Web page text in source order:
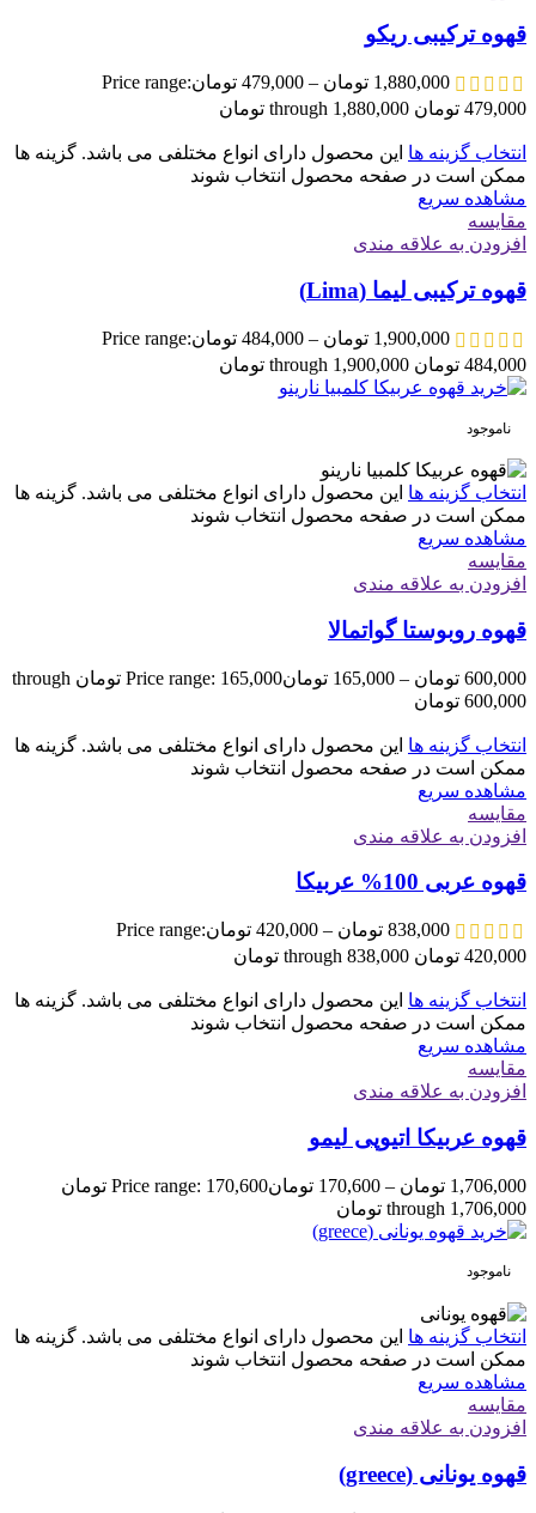
قهوه ترکیبی ریکو
1,880,000 تومان –
479,000 تومانPrice range:
479,000 تومان through 1,880,000 تومان
انتخاب گزینه ها این محصول دارای انواع مختلفی می باشد. گزینه ها
ممکن است در صفحه محصول انتخاب شوند
مشاهده سریع
مقایسه
افزودن به علاقه مندی
قهوه ترکیبی لیما (Lima)
1,900,000 تومان –
484,000 تومانPrice range:
484,000 تومان through 1,900,000 تومان
ناموجود
انتخاب گزینه ها این محصول دارای انواع مختلفی می باشد. گزینه ها
ممکن است در صفحه محصول انتخاب شوند
مشاهده سریع
مقایسه
افزودن به علاقه مندی
قهوه روبوستا گواتمالا
600,000 تومان –
165,000 تومان
Price range: 165,000 تومان through
600,000 تومان
انتخاب گزینه ها این محصول دارای انواع مختلفی می باشد. گزینه ها
ممکن است در صفحه محصول انتخاب شوند
مشاهده سریع
مقایسه
افزودن به علاقه مندی
قهوه عربی 100% عربیکا
838,000 تومان –
420,000 تومانPrice range:
420,000 تومان through 838,000 تومان
انتخاب گزینه ها این محصول دارای انواع مختلفی می باشد. گزینه ها
ممکن است در صفحه محصول انتخاب شوند
مشاهده سریع
مقایسه
افزودن به علاقه مندی
قهوه عربیکا اتیوپی لیمو
1,706,000 تومان –
170,600 تومان
Price range: 170,600 تومان
through 1,706,000 تومان
ناموجود
انتخاب گزینه ها این محصول دارای انواع مختلفی می باشد. گزینه ها
ممکن است در صفحه محصول انتخاب شوند
مشاهده سریع
مقایسه
افزودن به علاقه مندی
قهوه یونانی (greece)